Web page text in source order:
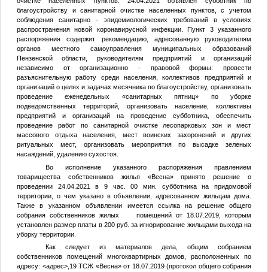
благоустройству и санитарной очистке населенных пунктов, с учетом
соблюдения санитарно - эпидемиологических требований в условиях
распространения новой коронавирусной инфекции. Пункт 3 указанного
распоряжения содержит рекомендацию, адресованную руководителям
органов местного самоуправления муниципальных образований
Пензенской области, руководителям предприятий и организаций
независимо от организационно - правовой формы: провести
разъяснительную работу среди населения, коллективов предприятий и
организаций о целях и задачах месячника по благоустройству, организовать
проведение еженедельных «санитарных пятниц» по уборке
подведомственных территорий, организовать население, коллективы
предприятий и организаций на проведение субботника, обеспечить
проведение работ по санитарной очистке лесопарковых зон и мест
массового отдыха населения, мест воинских захоронений и других
ритуальных мест, организовать мероприятия по высадке зеленых
насаждений, удалению сухостоя.
Во исполнение указанного распоряжения правлением
товарищества собственников жилья «Весна» принято решение о
проведении 24.04.2021 в 9 час. 00 мин. субботника на придомовой
территории, о чем указано в объявлении, адресованном жильцам дома.
Также в указанном объявлении имеется ссылка на решение общего
собрания собственников жилых помещений от 18.07.2019, которым
установлен размер платы в 200 руб. за игнорирование жильцами выхода на
уборку территории.
Как следует из материалов дела, общим собранием
собственников помещений многоквартирных домов, расположенных по
адресу: <адрес>,19 ТСЖ «Весна» от 18.07.2019 (протокол общего собрания